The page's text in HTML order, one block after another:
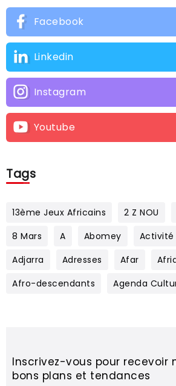
Facebook
Linkedin
Instagram
Youtube
Tags
13ème Jeux Africains 2 Z NOU
8 Mars
A Abomey Activité
Adjarra
Adresses Afar
Afro-descendants
Agenda
Inscrivez-vous pour recevoir
bons plans et tendances